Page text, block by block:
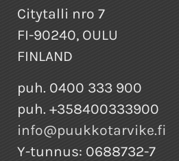
Citytalli nro 7
FI-90240, OULU
FINLAND
puh. 0400 333 900
puh. +358400333900
info@puukkotarvike.fi
Y-tunnus: 0688732-7